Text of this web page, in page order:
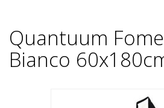
Quantuum
Bianco